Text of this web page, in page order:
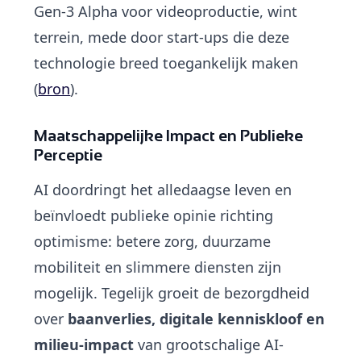
Gen-3 Alpha voor videoproductie, wint
terrein, mede door start-ups die deze
technologie breed toegankelijk maken
(bron).
Maatschappelijke Impact en Publieke
Perceptie
AI doordringt het alledaagse leven en
beïnvloedt publieke opinie richting
optimisme: betere zorg, duurzame
mobiliteit en slimmere diensten zijn
mogelijk. Tegelijk groeit de bezorgdheid
over baanverlies, digitale kenniskloof en
milieu-impact van grootschalige AI-